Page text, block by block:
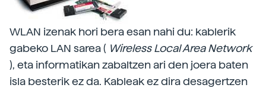
WLAN izenak hori bera esan nahi du: kablerik
gabeko LAN sarea ( Wireless Local Area Network
), eta informatikan zabaltzen ari den joera baten
isla besterik ez da. Kableak ez dira desagertzen